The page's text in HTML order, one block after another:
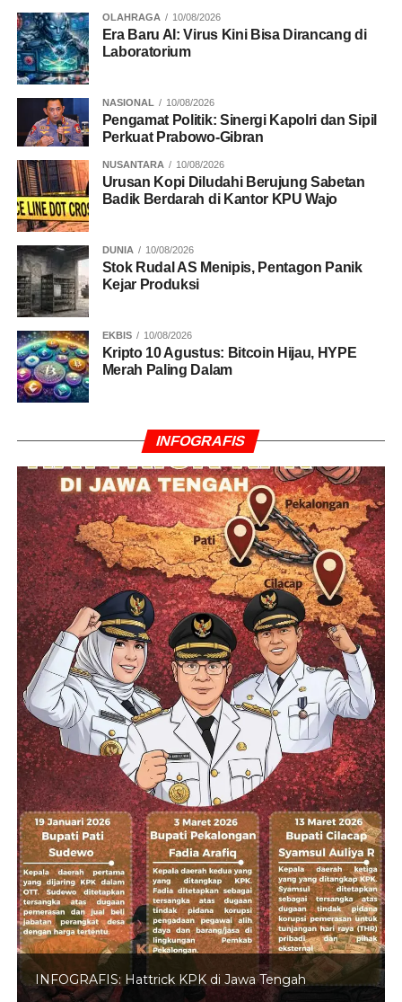
Prabowo dan Jokowi untuk Calonkan Diri di
Pilpres 2024
“Kita tahu pada 1998 masyarakat mendorong pencabutan
dwifungsi ABRI dan mendorong TNI-Polri kembali ke
barak untuk lebih profesional. Itu yang seharusnya
dipenuhi sebagai harapan masyarakat, bukan hanya
memenuhi harapan pemegang kekuasaan,” ujarnya.
Ia menegaskan kepentingan institusi TNI dan Polri harus
dipandang dalam perspektif jangka panjang, bukan
sekadar mengikuti kebutuhan politik pemerintahan yang
sedang berkuasa.
kepemimpinan presiden saat ini, melainkan untuk
kepentingan institusi ke depan,” katanya.
Bambang menambahkan, penguatan profesionalisme
dan fokus pada tugas pokok masing-masing merupakan
langkah penting agar TNI dan Polri tetap memiliki
legitimasi serta kepercayaan publik dalam menjalankan
fungsi pertahanan dan keamanan negara.
RELATED TOPICS: BAMBANG RUKMINTO
DIAUDIT
DWIFUNGSI ABRI
ISESS
KEAMANAN NASIONAL
KOPERASI DESA
KOPERASI MERAH PUTIH
POLRI
PRABOWO SUBIANTO
PROFESIONALISME
REFORMASI 1998
TNI
UP NEXT
BGN Bantah Isu Dana BGN Dihentikan,
Operasional SPPG Tetap Jalan
DON'T MISS
Kejagung Buka Peluang Periksa Kepala BGN
Nanik S. Deyang dalam Kasus MBG
OLAHRAGA 10/08/2026
Era Baru AI: Virus Kini Bisa Dirancang di
Laboratorium
NASIONAL 10/08/2026
Pengamat Politik: Sinergi Kapolri dan Sipil
Perkuat Prabowo-Gibran
NUSANTARA 10/08/2026
Urusan Kopi Diludahi Berujung Sabetan
Badik Berdarah di Kantor KPU Wajo
DUNIA 10/08/2026
Stok Rudal AS Menipis, Pentagon Panik
Kejar Produksi
EKBIS 10/08/2026
Kripto 10 Agustus: Bitcoin Hijau, HYPE
Merah Paling Dalam
INFOGRAFIS
INFOGRAFIS: Hattrick KPK di Jawa Tengah